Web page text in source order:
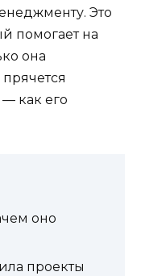
Это
помогает на
она
как его
оно
проекты